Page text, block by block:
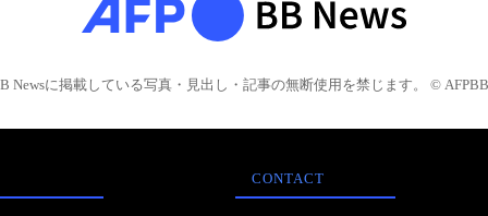
Newsに掲載している写真・見出し・記事の無断使用を禁じます。 © AFPBB
CONTACT